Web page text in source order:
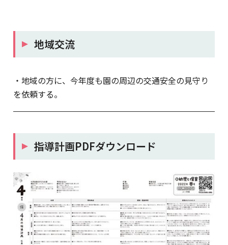
地域交流
・地域の方に、今年度も園の周辺の交通安全の見守り
を依頼する。
指導計画PDFダウンロード